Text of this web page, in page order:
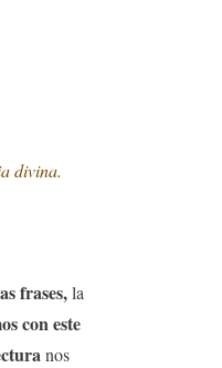
divina.
frases,la
con este
nos